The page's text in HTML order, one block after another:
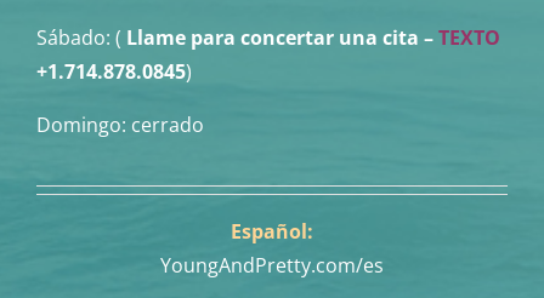
Sábado: ( Llame para concertar una cita –TEXTO
+1.714.878.0845)
Domingo: cerrado
Español:
YoungAndPretty.com/es